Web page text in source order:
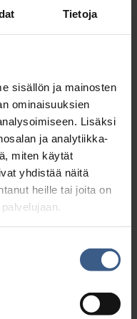
Tietoja
sisällön ja mainosten
ominaisuuksien
Lisäksi
ja analytiikka-
miten käytät
yhdistää näitä
heille tai joita on
jatkuvasti
kulutusta.
katolle
jotka
raaka-
ja parannettin
saatiin